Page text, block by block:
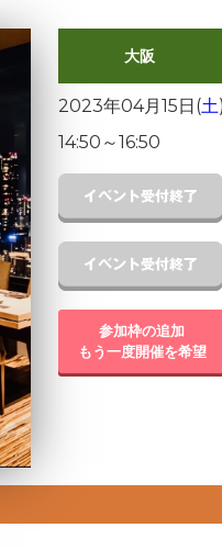
大阪
2023年04月15日(土
14:50 ～16:50
参加枠の追加
もう一度開催を希望